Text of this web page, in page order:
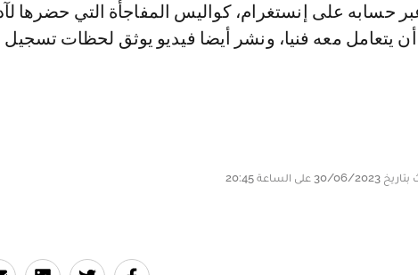
حسابه على إنستغرام، كواليس المفاجأة التي حضرها
أن يتعامل معه فنيا، ونشر أيضا فيديو يوثق لحظات تسجيل